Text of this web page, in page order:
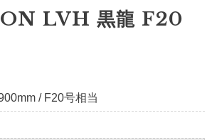
LVH 黒龍 F20
/ F20号相当